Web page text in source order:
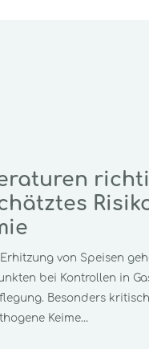
von Speisen
bei Kontrollen in
Besonders
Keime…